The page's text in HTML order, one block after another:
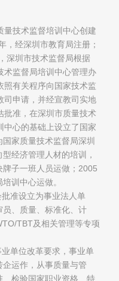
量技术监督培训中心创建
，经深圳市教育局注册；
深圳市技术监督局根据
术监督局培训中心管理办
照有关程序向国家技术监
司申请，并经宣教司实地
批准，在深圳市质量技术
中心的基础上设立了国家
家质量技术监督局深圳
经济管理人材的培训，
子一班人员运做；2005
训中心运做。
准设立为事业法人单
、质量、标准化、计
TBT及相关管理等专项
单位改革要求，事业单
运作，从事质量与管
检验国家职业资格、特